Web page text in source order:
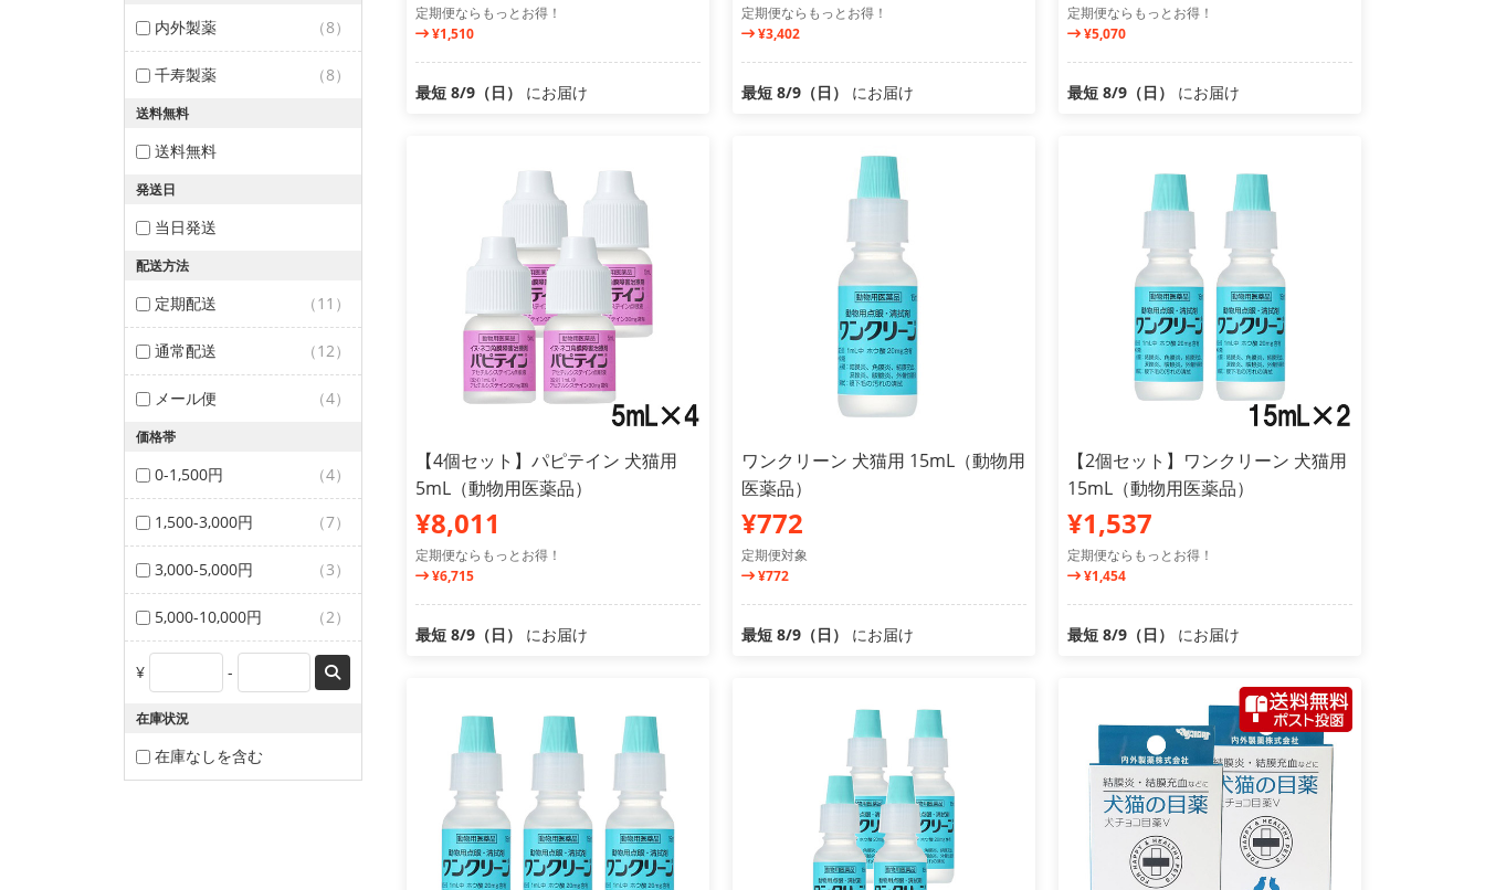
内外製薬 （8）
千寿製薬 （8）
送料無料
送料無料
発送日
当日発送
配送方法
定期配送 （11）
通常配送 （12）
メール便 （4）
価格帯
0-1,500円 （4）
1,500-3,000円 （7）
3,000-5,000円 （3）
5,000-10,000円 （2）
¥ -
在庫状況
在庫なしを含む
定期便ならもっとお得！
¥1,510
最短 8/9（日） にお届け
定期便ならもっとお得！
¥3,402
最短 8/9（日） にお届け
定期便ならもっとお得！
¥5,070
最短 8/9（日） にお届け
【4個セット】パピテイン 犬猫用
5mL（動物用医薬品）
¥8,011
定期便ならもっとお得！
¥6,715
最短 8/9（日） にお届け
ワンクリーン 犬猫用 15mL（動物用
医薬品）
¥772
定期便対象
¥772
最短 8/9（日） にお届け
【2個セット】ワンクリーン 犬猫用
15mL（動物用医薬品）
¥1,537
定期便ならもっとお得！
¥1,454
最短 8/9（日） にお届け